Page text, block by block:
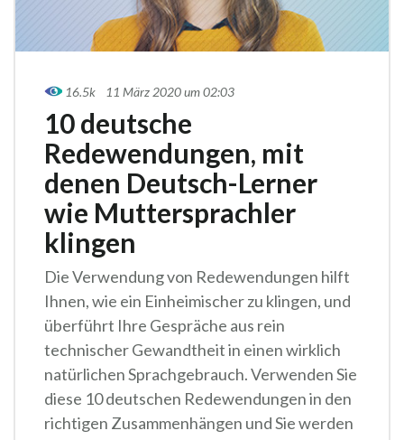
16.5k 11 März 2020 um 02:03
10 deutsche
Redewendungen, mit
denen Deutsch-Lerner
wie Muttersprachler
klingen
Die Verwendung von Redewendungen hilft
Ihnen, wie ein Einheimischer zu klingen, und
überführt Ihre Gespräche aus rein
technischer Gewandtheit in einen wirklich
natürlichen Sprachgebrauch. Verwenden Sie
diese 10 deutschen Redewendungen in den
richtigen Zusammenhängen und Sie werden